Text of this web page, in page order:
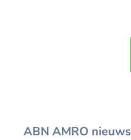
ABN AMRO nieuws